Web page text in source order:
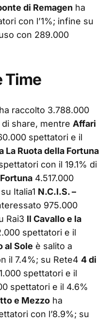
di Remagen ha
con l’1%; infine su
con 289.000
Time
ha raccolto 3.788.000
share, mentre Affari
spettatori e il
La Ruota della Fortuna
con il 19.1% di
4.517.000
Italia1 N.C.I.S. –
975.000
Rai3 Il Cavallo e la
spettatori e il
al Sole è salito a
il 7.4%; su Rete4 4 di
spettatori e il
spettatori e il 4.6%
e Mezzo ha
con l’8.9%; su